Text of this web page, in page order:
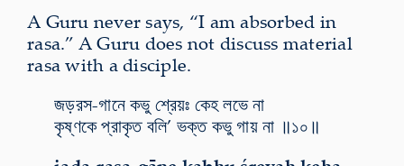
A Guru never says, “I am absorbed in
rasa.” A Guru does not discuss material
rasa with a disciple.
জড়রস-গানে কভু শ্রেয়ঃ কেহ লভে না
কৃষ্ণকে প্রাকৃত বলি’ ভক্ত কভু গায় না ॥১০॥